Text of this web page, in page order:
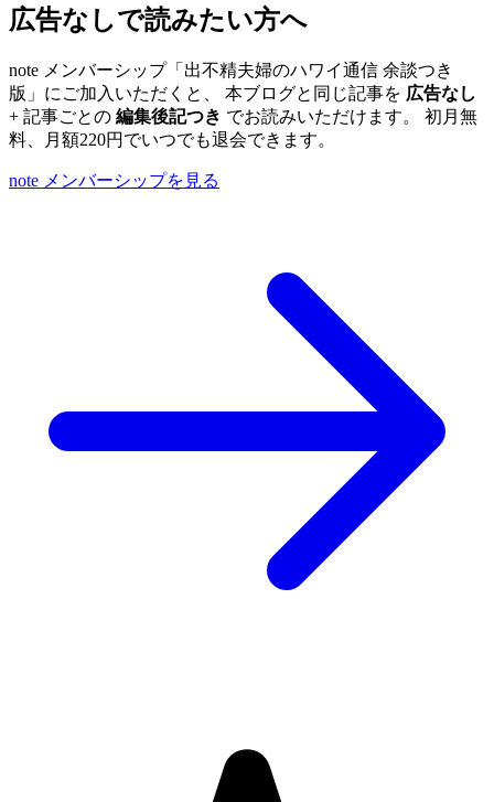
広告なしで読みたい方へ
note メンバーシップ「出不精夫婦のハワイ通信 余談つき
版」にご加入いただくと、 本ブログと同じ記事を 広告なし
+ 記事ごとの 編集後記つき でお読みいただけます。 初月無
料、月額220円でいつでも退会できます。
note メンバーシップを見る